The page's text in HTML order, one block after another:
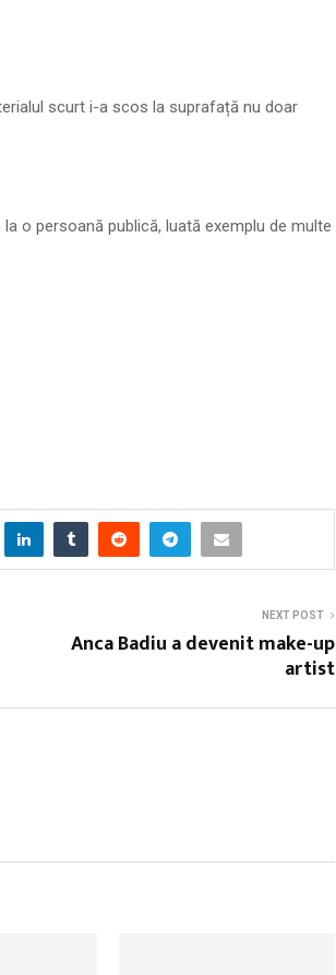
scurt i-a scos la suprafață nu doar
o persoană publică, luată exemplu de multe
NEXT POST
Anca Badiu a devenit make-up
artist